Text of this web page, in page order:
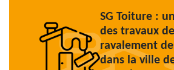
SG Toiture :
des travaux de
ravalement
dans la ville